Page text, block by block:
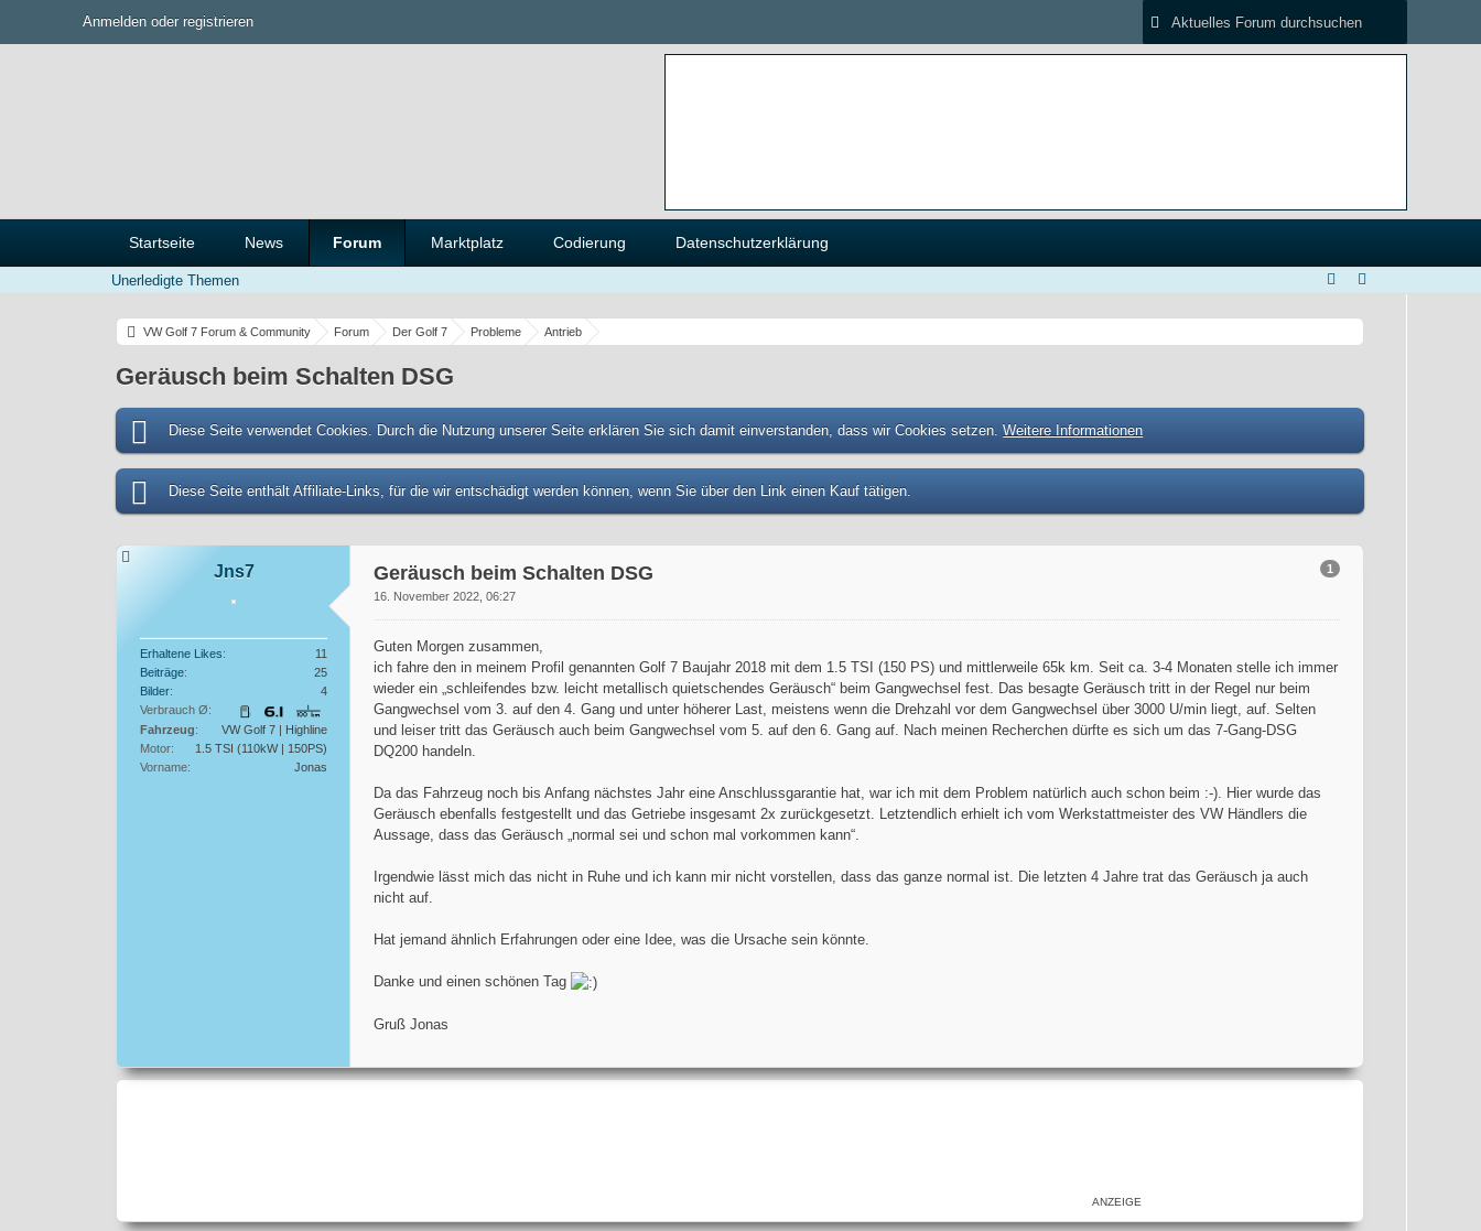
Anmelden oder registrieren
Startseite News Forum Marktplatz Codierung Datenschutzerklärung
Unerledigte Themen
VW Golf 7 Forum & Community Forum Der Golf 7 Probleme Antrieb
Geräusch beim Schalten DSG
Diese Seite verwendet Cookies. Durch die Nutzung unserer Seite erklären Sie sich damit einverstanden, dass wir Cookies setzen.Weitere Informationen
Diese Seite enthält Affiliate-Links, für die wir entschädigt werden können, wenn Sie über den Link einen Kauf tätigen.
Jns7
Erhaltene Likes
11
Beiträge
25
Bilder
4
Verbrauch Ø
Fahrzeug
VW Golf 7 | Highline
Motor
1.5 TSI (110kW | 150PS)
Vorname
Jonas
1
Geräusch beim Schalten DSG
16. November 2022, 06:27
Guten Morgen zusammen,
ich fahre den in meinem Profil genannten Golf 7 Baujahr 2018 mit dem 1.5 TSI (150 PS) und mittlerweile 65k km. Seit ca. 3-4 Monaten stelle ich immer
wieder ein „schleifendes bzw. leicht metallisch quietschendes Geräusch“ beim Gangwechsel fest. Das besagte Geräusch tritt in der Regel nur beim
Gangwechsel vom 3. auf den 4. Gang und unter höherer Last, meistens wenn die Drehzahl vor dem Gangwechsel über 3000 U/min liegt, auf. Selten
und leiser tritt das Geräusch auch beim Gangwechsel vom 5. auf den 6. Gang auf. Nach meinen Recherchen dürfte es sich um das 7-Gang-DSG
DQ200 handeln.
Da das Fahrzeug noch bis Anfang nächstes Jahr eine Anschlussgarantie hat, war ich mit dem Problem natürlich auch schon beim :-). Hier wurde das
Geräusch ebenfalls festgestellt und das Getriebe insgesamt 2x zurückgesetzt. Letztendlich erhielt ich vom Werkstattmeister des VW Händlers die
Aussage, dass das Geräusch „normal sei und schon mal vorkommen kann“.
Irgendwie lässt mich das nicht in Ruhe und ich kann mir nicht vorstellen, dass das ganze normal ist. Die letzten 4 Jahre trat das Geräusch ja auch
nicht auf.
Hat jemand ähnlich Erfahrungen oder eine Idee, was die Ursache sein könnte.
Danke und einen schönen Tag
Gruß Jonas
ANZEIGE